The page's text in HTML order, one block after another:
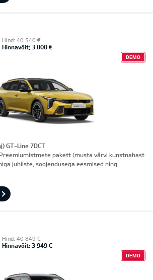
Hind: 40 540 €
Hinnavõit: 3 000 €
DEMO
GT-Line 7DCT
pakett (musta värvi kunstnahast
juhiiste, soojendusega eesmised ning
Hind: 40 849 €
Hinnavõit: 3 949 €
DEMO